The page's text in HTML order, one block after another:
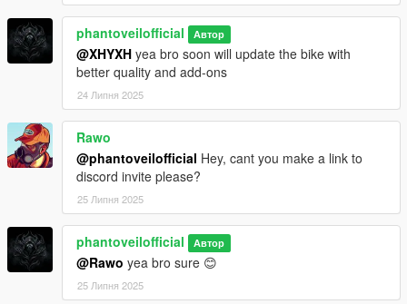
phantoveilofficial Автор
@XHYXH yea bro soon will update the bike with
better quality and add-ons
24 Липня 2025
Rawo
@phantoveilofficial Hey, cant you make a link to
discord invite please?
25 Липня 2025
phantoveilofficial Автор
@Rawo yea bro sure 😊
25 Липня 2025